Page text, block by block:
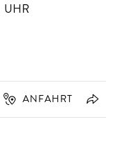
UHR
ANFAHRT